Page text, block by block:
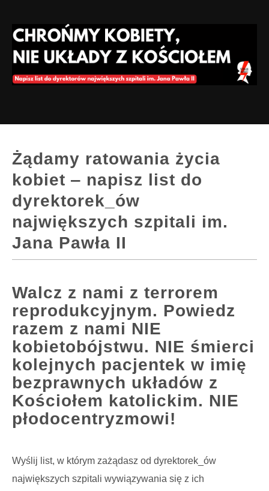
Żądamy ratowania życia
kobiet ‒ napisz list do
dyrektorek_ów
największych szpitali im.
Jana Pawła II
Walcz z nami z terrorem
reprodukcyjnym. Powiedz
razem z nami NIE
kobietobójstwu. NIE śmierci
kolejnych pacjentek w imię
bezprawnych układów z
Kościołem katolickim. NIE
płodocentryzmowi!
Wyślij list, w którym zażądasz od dyrektorek_ów
największych szpitali wywiązywania się z ich